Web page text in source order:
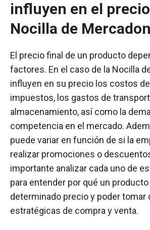
influyen en el
Nocilla de
El precio final de un producto
factores. En el caso de la Nocilla
influyen en su precio los costos
impuestos, los gastos de
almacenamiento, así como la
competencia en el mercado.
puede variar en función de si la
realizar promociones o
importante analizar cada uno de
para entender por qué un
determinado precio y poder tomar
estratégicas de compra y venta.